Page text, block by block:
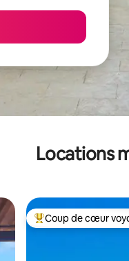
Locations
Coups de cœur
Coup de cœur